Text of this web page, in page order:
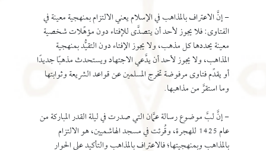
- إنَّ الاعتراف بالمذاهب في الإسلام يعني الالتزام بمنهجية معينة في
الفتاوى: فلا يجوز لأحد أن يتصدَّى للإفتاء دون مؤهِّلات شخصية
معينة يحددها كل مذهب، ولا يجوز الإفتاء دون التقيُّد بمنهجية
المذاهب، ولا يجوز لأحد أن يدَّعي الاجتهاد ويستحدث مذهبًا جديدًا
أو يقدِّم فتاوى مرفوضة تخرج المسلمين عن قواعد الشريعة وثوابتها
وما استقرَّ من مذاهبها.
- إنَّ لبَّ موضوع رسالة عمَّان التي صدرت في ليلة القدر المباركة من
عام 1425 للهجرة، وقُرئت في مسجد الهاشميين، هو الالتزام
بالمذاهب وبمنهجيتها؛ فالاعتراف بالمذاهب والتأكيد على الحوار